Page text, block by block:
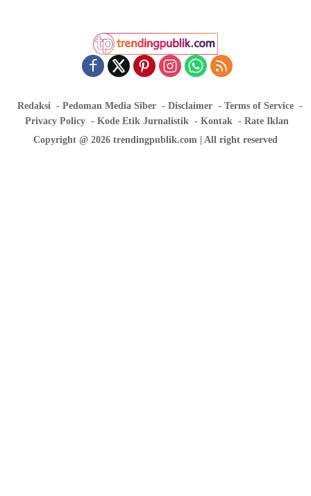
Redaksi Pedoman Media Siber Disclaimer
Terms of Service
Privacy Policy
Kode Etik Jurnalistik Kontak
Rate Iklan
Copyright @ 2026 trendingpublik.com | All right reserved